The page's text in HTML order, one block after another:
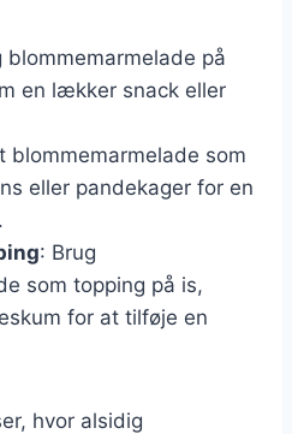
blommemarmelade på
en lækker snack eller
blommemarmelade som
eller pandekager for en
: Brug
som topping på is,
for at tilføje en
hvor alsidig